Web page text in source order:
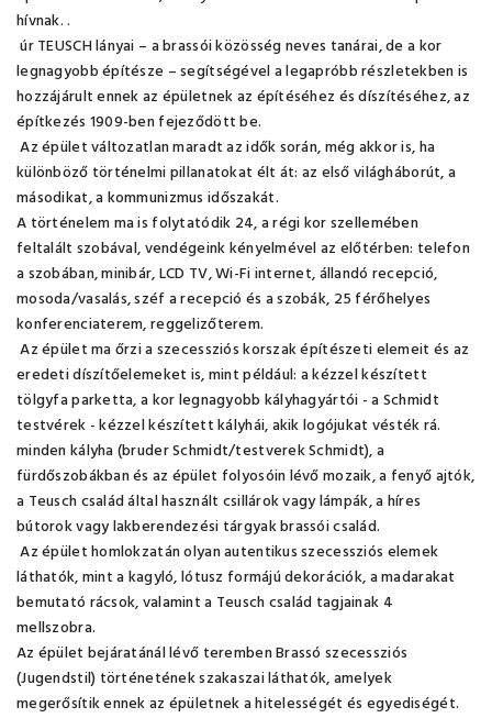
hívnak. .
úr TEUSCH lányai – a brassói közösség neves tanárai, de a kor
legnagyobb építésze – segítségével a legapróbb részletekben is
hozzájárult ennek az épületnek az építéséhez és díszítéséhez, az
építkezés 1909-ben fejeződött be.
Az épület változatlan maradt az idők során, még akkor is, ha
különböző történelmi pillanatokat élt át: az első világháborút, a
másodikat, a kommunizmus időszakát.
A történelem ma is folytatódik 24, a régi kor szellemében
feltalált szobával, vendégeink kényelmével az előtérben: telefon
a szobában, minibár, LCD TV, Wi-Fi internet, állandó recepció,
mosoda/vasalás, széf a recepció és a szobák, 25 férőhelyes
konferenciaterem, reggelizőterem.
Az épület ma őrzi a szecessziós korszak építészeti elemeit és az
eredeti díszítőelemeket is, mint például: a kézzel készített
tölgyfa parketta, a kor legnagyobb kályhagyártói - a Schmidt
testvérek - kézzel készített kályhái, akik logójukat vésték rá.
minden kályha (bruder Schmidt/testverek Schmidt), a
fürdőszobákban és az épület folyosóin lévő mozaik, a fenyő ajtók,
a Teusch család által használt csillárok vagy lámpák, a híres
bútorok vagy lakberendezési tárgyak brassói család.
Az épület homlokzatán olyan autentikus szecessziós elemek
láthatók, mint a kagyló, lótusz formájú dekorációk, a madarakat
bemutató rácsok, valamint a Teusch család tagjainak 4
mellszobra.
Az épület bejáratánál lévő teremben Brassó szecessziós
(Jugendstil) történetének szakaszai láthatók, amelyek
megerősítik ennek az épületnek a hitelességét és egyediségét.